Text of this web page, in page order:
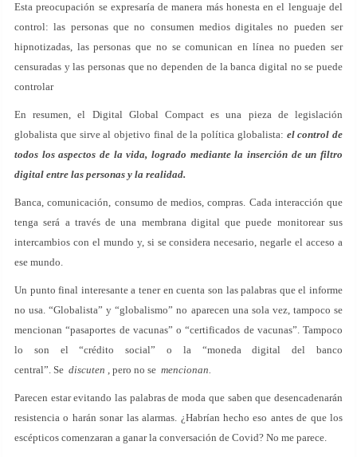
Esta preocupación se expresaría de manera más honesta en el lenguaje del
control: las personas que no consumen medios digitales no pueden ser
hipnotizadas, las personas que no se comunican en línea no pueden ser
censuradas y las personas que no dependen de la banca digital no se puede
controlar
En resumen, el Digital Global Compact es una pieza de legislación
globalista que sirve al objetivo final de la política globalista: el control de
todos los aspectos de la vida, logrado mediante la inserción de un filtro
digital entre las personas y la realidad.
Banca, comunicación, consumo de medios, compras. Cada interacción que
tenga será a través de una membrana digital que puede monitorear sus
intercambios con el mundo y, si se considera necesario, negarle el acceso a
ese mundo.
Un punto final interesante a tener en cuenta son las palabras que el informe
no usa. “Globalista” y “globalismo” no aparecen una sola vez, tampoco se
mencionan “pasaportes de vacunas” o “certificados de vacunas”. Tampoco
lo son el “crédito social” o la “moneda digital del banco
central”. Se discuten , pero no se mencionan.
Parecen estar evitando las palabras de moda que saben que desencadenarán
resistencia o harán sonar las alarmas. ¿Habrían hecho eso antes de que los
escépticos comenzaran a ganar la conversación de Covid? No me parece.